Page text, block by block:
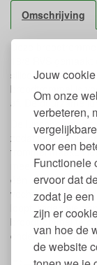
Jouw
Om onze
verbeteren,
voor een
Functionele
ervoor dat
zodat je
zijn er
van hoe de
de website
Omschrijving
siliconen deksel
broodtrommel is
af. De duurzame
De lunchbox
zodat je zelf kunt
trommel maakt.
meenemen en dit
één broodtrommel
vocht. De RVS
loopt, raden we
broodtrommel te
onderaan de